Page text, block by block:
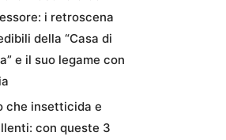
i retroscena
della “Casa di
e il suo legame con
che insetticida e
con queste 3